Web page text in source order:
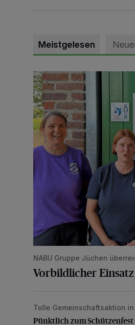
Meistgelesen
Vorbildlicher Einsatz für den
NABU Gruppe Jüchen
Vorbildlicher
Pünktlich zum Schützenfest
Tolle Gemeinschaftsaktion
Pünktlich zum Schützenfest